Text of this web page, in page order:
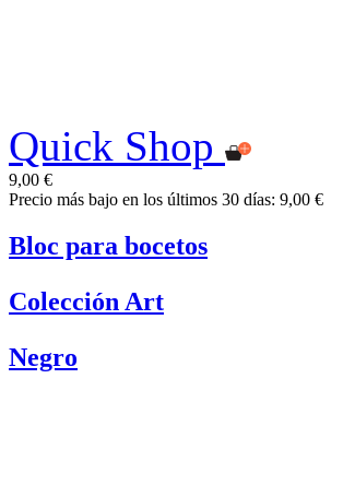
Quick Shop
9,00 €
Precio más bajo en los últimos 30 días: 9,00 €
Bloc para bocetos
Colección Art
Negro